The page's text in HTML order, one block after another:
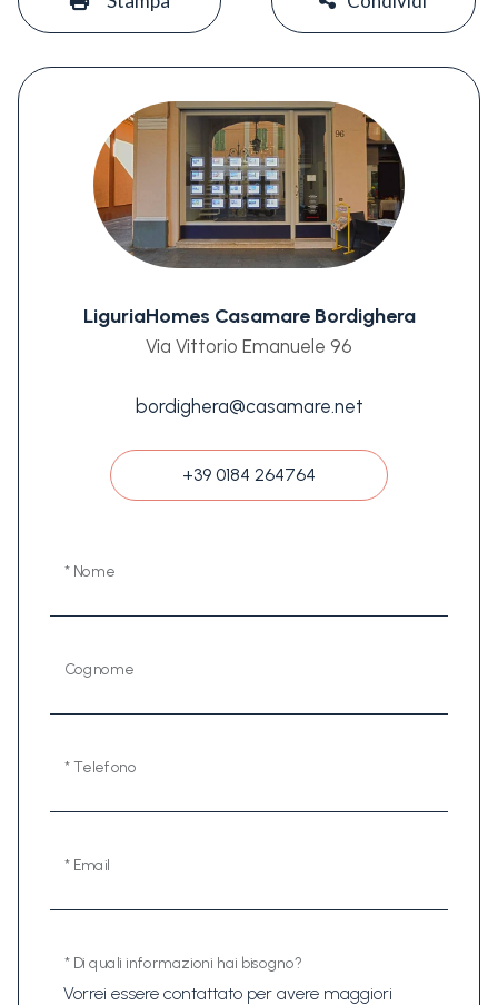
LiguriaHomes Casamare Bordighera
Via Vittorio Emanuele 96
bordighera@casamare.net
+39 0184 264764
* Nome
Cognome
* Telefono
* Email
* Di quali informazioni hai bisogno?